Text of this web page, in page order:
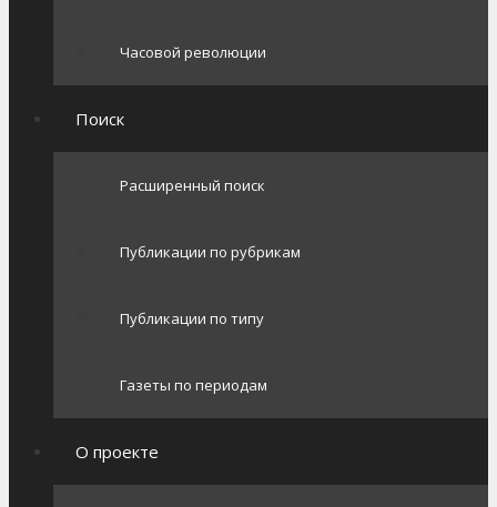
Часовой революции
Поиск
Расширенный поиск
Публикации по рубрикам
Публикации по типу
Газеты по периодам
О проекте